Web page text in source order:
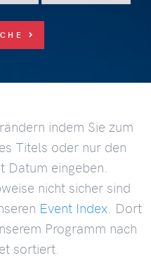
indem Sie zum
Titels oder nur den
eingeben.
nicht sicher sind
Event Index . Dort
Programm nach
sortiert.